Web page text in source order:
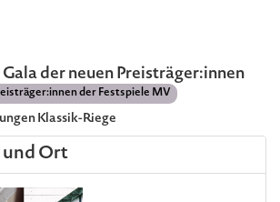
der neuen Preisträger:innen
der Festspiele MV
Klassik-Riege
Ort